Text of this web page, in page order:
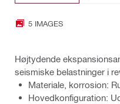
5 IMAGES
Højtydende
seismiske belastninger i
Materiale, korrosion:
Hovedkonfiguration: